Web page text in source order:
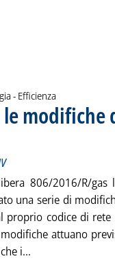
- Efficienza
modifiche
virtuale PIV
806/2016/R/gas
una serie di
proprio codice di
attuano
i...